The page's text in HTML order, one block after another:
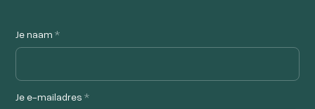
Je naam*
Je e-mailadres*